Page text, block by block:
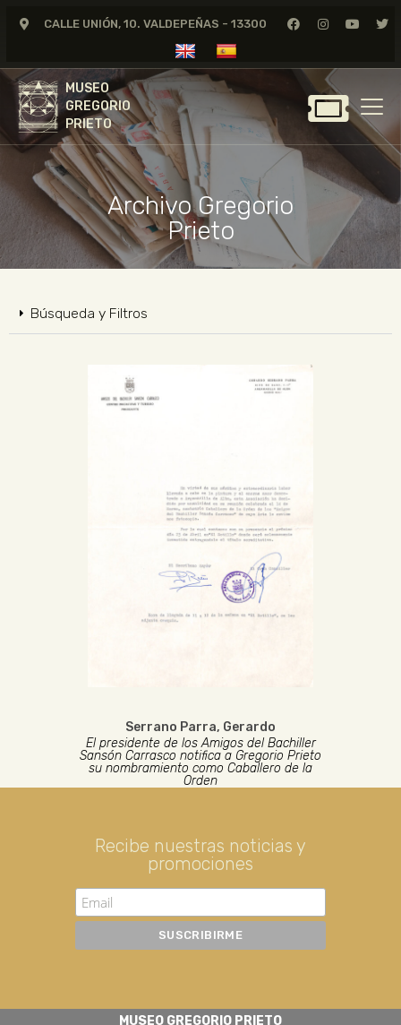
CALLE UNIÓN, 10. VALDEPEÑAS - 13300
MUSEO
GREGORIO
PRIETO
MUSEO
GREGORIO
PRIETO
GREGORIO PRIETO
MUSEO
ARCHIVO
CERTAMEN DE DIBUJO
FUNDACIÓN
NOTICIAS
Archivo Gregorio
Prieto
Búsqueda y Filtros
Serrano Parra, Gerardo
El presidente de los Amigos del Bachiller
Sansón Carrasco notifica a Gregorio Prieto
su nombramiento como Caballero de la
Orden
Recibe nuestras noticias y
promociones
MUSEO GREGORIO PRIETO